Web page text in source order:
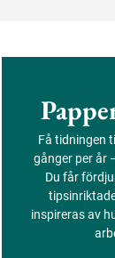
Få tidningen
gånger per år
Du får
inspireras av